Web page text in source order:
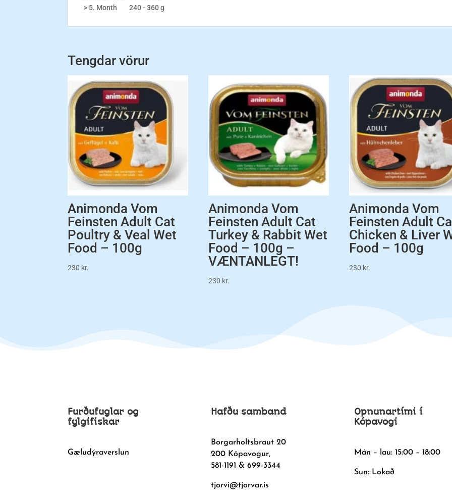
> 5. Month
240 - 360 g
Tengdar vörur
Animonda Vom
Feinsten Adult Cat
Poultry & Veal Wet
Food – 100g
230 kr.
Animonda Vom
Feinsten Adult Cat
Turkey & Rabbit Wet
Food – 100g –
VÆNTANLEGT!
230 kr.
Animonda Vom
Feinsten Adult
Chicken & Liver
Food – 100g
230 kr.
Furðufuglar og
fylgifiskar
Gæludýraverslun
Hafðu samband
Borgarholtsbraut 20
200 Kópavogur,
581-1191 & 699-3344
tjorvi@tjorvar.is
Opnunartími í
Kópavogi
Mán – lau: 15:00 – 18:00
Sun: Lokað